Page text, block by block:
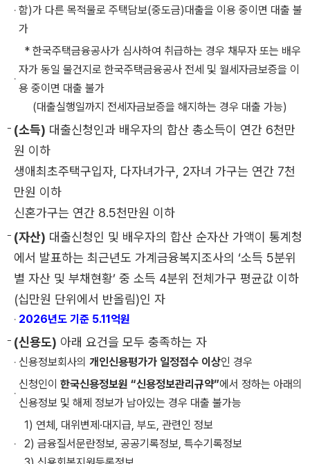
함)가 다른 목적물로 주택담보(중도금)대출을 이용 중이면 대출 불
가
* 한국주택금융공사가 심사하여 취급하는 경우 채무자 또는 배우
자가 동일 물건지로 한국주택금융공사 전세 및 월세자금보증을 이
용 중이면 대출 불가
(대출실행일까지 전세자금보증을 해지하는 경우 대출 가능)
(소득) 대출신청인과 배우자의 합산 총소득이 연간 6천만
원 이하
생애최초주택구입자, 다자녀가구, 2자녀 가구는 연간 7천
만원 이하
신혼가구는 연간 8.5천만원 이하
(자산) 대출신청인 및 배우자의 합산 순자산 가액이 통계청
에서 발표하는 최근년도 가계금융복지조사의 ‘소득 5분위
별 자산 및 부채현황’ 중 소득 4분위 전체가구 평균값 이하
(십만원 단위에서 반올림)인 자
2026년도 기준 5.11억원
(신용도) 아래 요건을 모두 충족하는 자
신용정보회사의 개인신용평가가 일정점수 이상인 경우
신청인이 한국신용정보원 “신용정보관리규약”에서 정하는 아래의
신용정보 및 해제 정보가 남아있는 경우 대출 불가능
1) 연체, 대위변제·대지급, 부도, 관련인 정보
2) 금융질서문란정보, 공공기록정보, 특수기록정보